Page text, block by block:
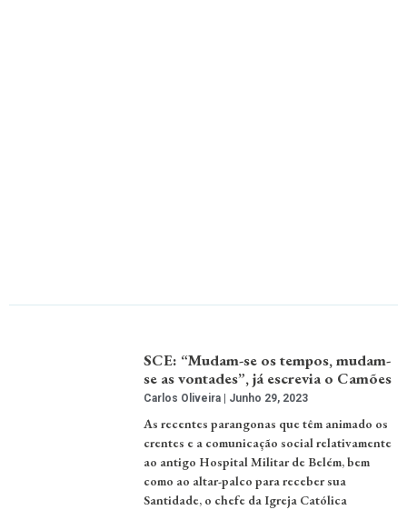
SCE: “Mudam-se os tempos, mudam-
se as vontades”, já escrevia o Camões
Carlos Oliveira Junho 29, 2023
As recentes parangonas que têm animado os
crentes e a comunicação social relativamente
ao antigo Hospital Militar de Belém, bem
como ao altar-palco para receber sua
Santidade, o chefe da Igreja Católica